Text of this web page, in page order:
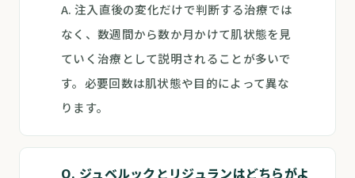
A. 注入直後の変化だけで判断する治療では
なく、数週間から数か月かけて肌状態を見
ていく治療として説明されることが多いで
す。必要回数は肌状態や目的によって異な
ります。
Q. ジュベルックとリジュランはどちらがよ